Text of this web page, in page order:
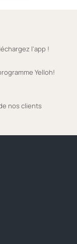
l'app !
Yelloh!
nos clients